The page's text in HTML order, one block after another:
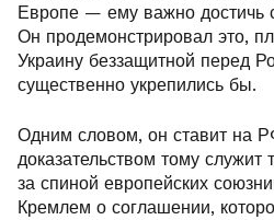
Европе — ему важно достичь
Он продемонстрировал это,
Украину беззащитной перед
существенно укрепились бы.
Одним словом, он ставит на
доказательством тому служит
за спиной европейских
Кремлем о соглашении,